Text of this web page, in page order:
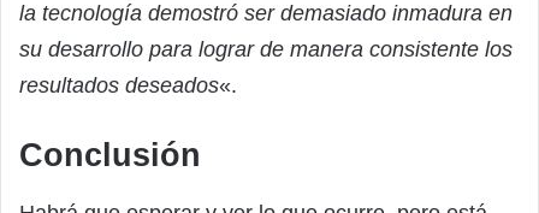
la tecnología demostró ser demasiado inmadura en
su desarrollo para lograr de manera consistente los
resultados deseados«.
Conclusión